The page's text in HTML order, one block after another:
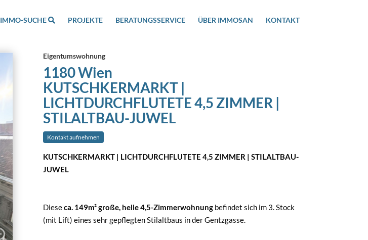
IMMO-SUCHE PROJEKTE BERATUNGSSERVICE ÜBER IMMOSAN KONTAKT
Eigentumswohnung
1180 Wien
KUTSCHKERMARKT |
LICHTDURCHFLUTETE 4,5 ZIMMER |
STILALTBAU-JUWEL
Kontakt aufnehmen
KUTSCHKERMARKT | LICHTDURCHFLUTETE 4,5 ZIMMER | STILALTBAU-
JUWEL
Dieseca. 149m² große, helle 4,5-Zimmerwohnung befindet sich im 3. Stock
(mit Lift) eines sehr gepflegten Stilaltbaus in der Gentzgasse.